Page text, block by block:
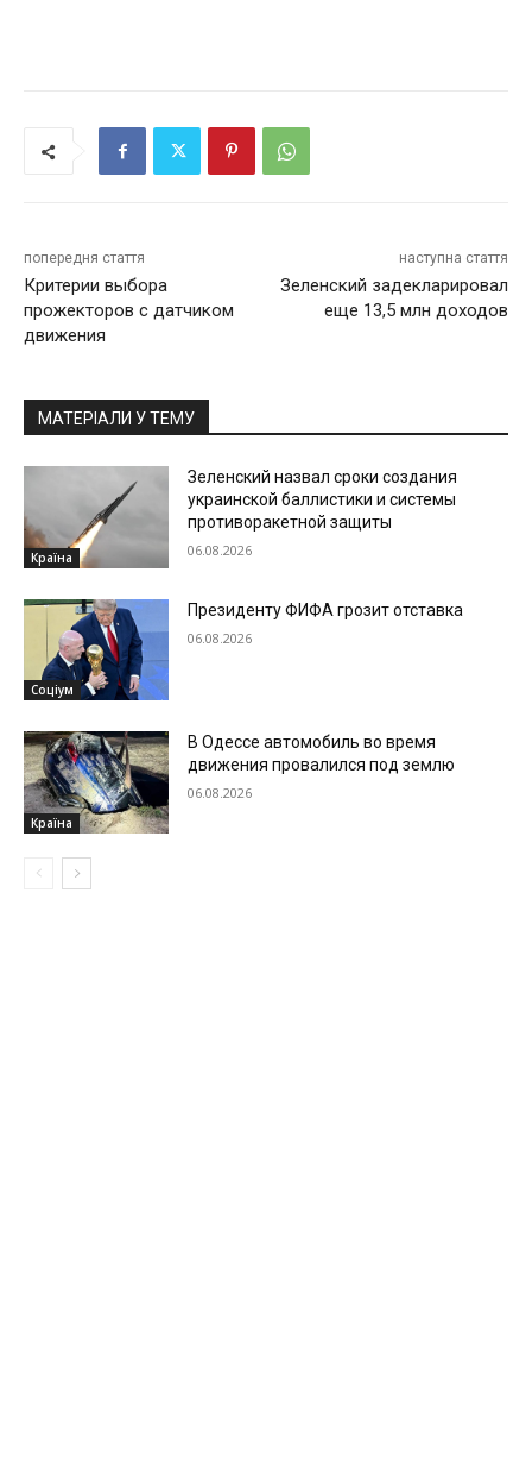
попередня стаття
Критерии выбора
прожекторов с датчиком
движения
наступна стаття
Зеленский задекларировал
еще 13,5 млн доходов
МАТЕРІАЛИ У ТЕМУ
Країна
Зеленский назвал сроки создания
украинской баллистики и системы
противоракетной защиты
06.08.2026
Соціум
Президенту ФИФА грозит отставка
06.08.2026
Країна
В Одессе автомобиль во время
движения провалился под землю
06.08.2026